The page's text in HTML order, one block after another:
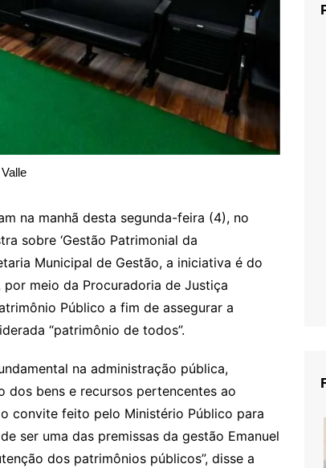
na manhã desta segunda-feira (4), no
sobre ‘Gestão Patrimonial da
Municipal de Gestão, a iniciativa é do
meio da Procuradoria de Justiça
Público a fim de assegurar a
“patrimônio de todos”.
na administração pública,
bens e recursos pertencentes ao
convite feito pelo Ministério Público para
ser uma das premissas da gestão Emanuel
dos patrimônios públicos”, disse a